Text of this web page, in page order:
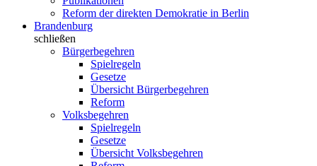
Reform der direkten Demokratie in Berlin
Brandenburg
schließen
Bürgerbegehren
Spielregeln
Gesetze
Übersicht Bürgerbegehren
Reform
Volksbegehren
Spielregeln
Gesetze
Übersicht Volksbegehren